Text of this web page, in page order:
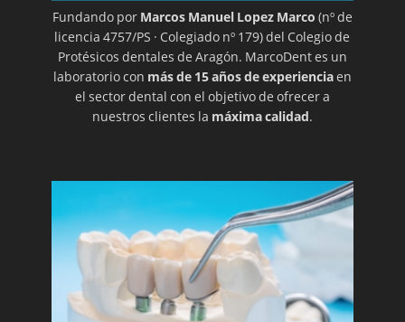
Herpes oral
Higiene dental
Ortodoncia transparente
Implantes
Laboratorio de prótesis dentales en Zaragoza
Limpieza bucal
Macroglasia
Maloclusion
Fundando por Marcos Manuel Lopez Marco (nº de
licencia 4757/PS · Colegiado nº 179) del Colegio de
Protésicos dentales de Aragón. MarcoDent es un
laboratorio con más de 15 años de experienciaen
el sector dental con el objetivo de ofrecer a
nuestros clientes la máxima calidad.